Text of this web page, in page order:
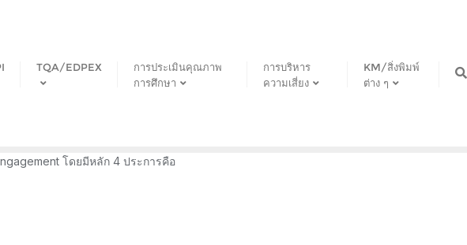
TQA/EDPEX
การประเมินคุณภาพ
การศึกษา
การบริหาร
ความเสี่ยง
KM/สิ่งพิมพ์
ต่าง ๆ
โดยมีหลัก 4 ประการคือ